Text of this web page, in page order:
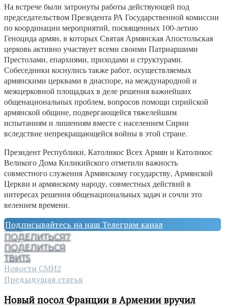
На встрече были затронуты работы действующей под
председательством Президента РА Государственной комиссии
по координации мероприятий, посвященных 100-летию
Геноцида армян, в которых Святая Армянская Апостольская
церковь активно участвует всеми своими Патриаршими
Престолами, епархиями, приходами и структурами.
Собеседники коснулись также работ, осуществляемых
армянскими церквами в диаспоре, на международной и
межцерковной площадках в деле решения важнейших
общенациональных проблем, вопросов помощи сирийской
армянской общине, подвергающейся тяжелейшим
испытаниям и лишениям вместе с населением Сирии
вследствие непрекращающейся войны в этой стране.
Президент Республики, Католикос Всех Армян и Католикос
Великого Дома Киликийского отметили важность
совместного служения Армянскому государству, Армянской
Церкви и армянскому народу, совместных действий в
интересах решения общенациональных задач и сочли это
велением времени.
Подписывайтесь на наш Телеграм канал
ПОДЕЛИТЬСЯ7
ПОДЕЛИТЬСЯ
ТВИТ5
Новости СМИ2
Предыдущая статья
Новый посол Франции в Армении вручил